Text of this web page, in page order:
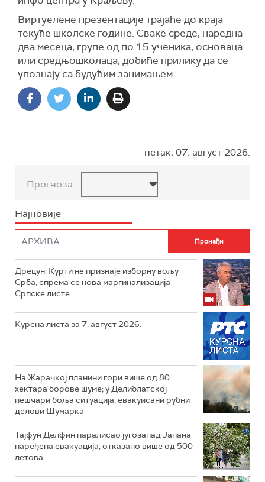
Виртуелене презентације трајаће до краја
текуће школске године. Сваке среде, наредна
два месеца, групе од по 15 ученика, основаца
или средњошколаца, добиће прилику да се
упознају са будућим занимањем.
петак, 07. август 2026.
Прогноза
Најновије
Дрецун: Курти не признаје изборну вољу
Срба, спрема се нова маргинализација
Српске листе
Курсна листа за 7. август 2026.
На Жарачкој планини гори више од 80
хектара борове шуме; у Делиблатској
пешчари боља ситуација, евакуисани рубни
делови Шумарка
Тајфун Делфин паралисао југозапад Јапана -
наређена евакуација, отказано више од 500
летова